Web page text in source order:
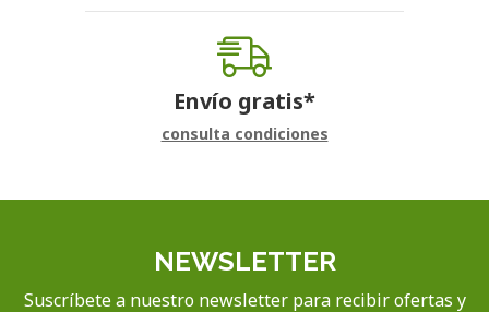
Envío gratis*
consulta condiciones
NEWSLETTER
Suscríbete a nuestro newsletter para recibir ofertas y